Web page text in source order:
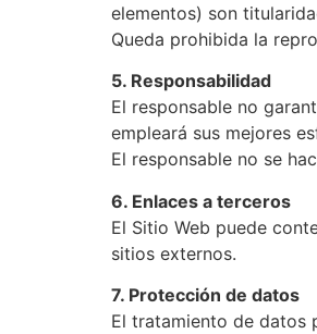
elementos) son
Queda prohibida la
5. Responsabilidad
El responsable no
empleará sus mejores
El responsable no se
6. Enlaces a terceros
El Sitio Web puede
sitios externos.
7. Protección de datos
El tratamiento de datos